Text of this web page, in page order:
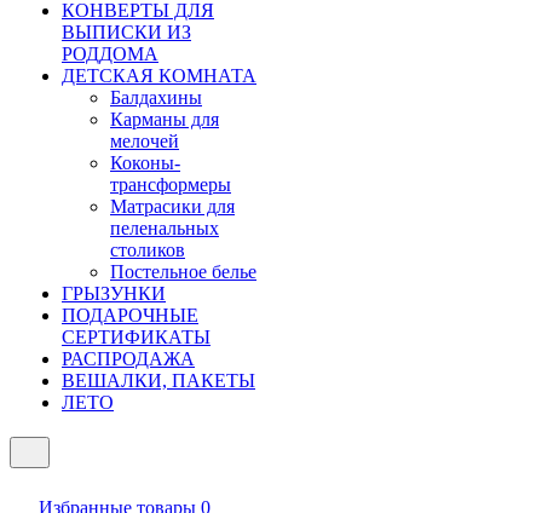
КОНВЕРТЫ ДЛЯ
ВЫПИСКИ ИЗ
РОДДОМА
ДЕТСКАЯ КОМНАТА
Балдахины
Карманы для
мелочей
Коконы-
трансформеры
Матрасики для
пеленальных
столиков
Постельное белье
ГРЫЗУНКИ
ПОДАРОЧНЫЕ
СЕРТИФИКАТЫ
РАСПРОДАЖА
ВЕШАЛКИ, ПАКЕТЫ
ЛЕТО
Избранные товары 0